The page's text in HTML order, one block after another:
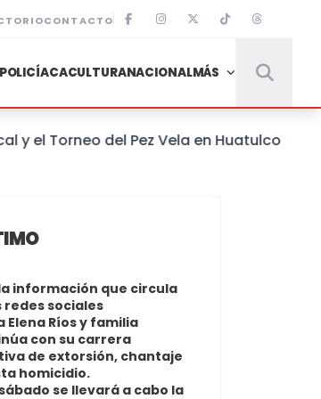
CONTACTO
CULTURANACIONALMÁS
Torneo del Pez Vela en Huatulco
información que circula
redes sociales
Elena Ríos y familia
con su carrera
de extorsión, chantaje
homicidio.
se llevará a cabo la